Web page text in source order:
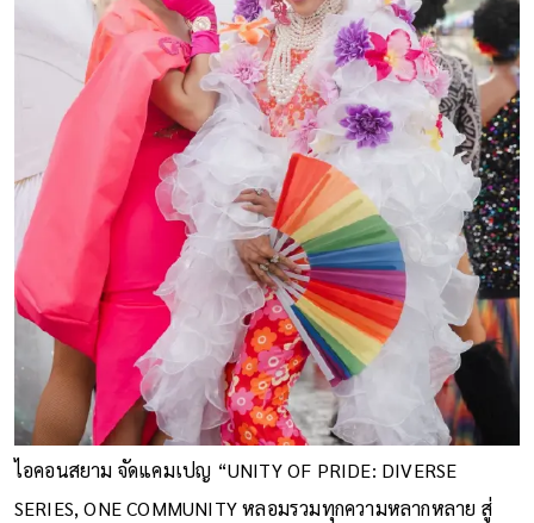
ไอคอนสยาม จัดแคมเปญ “UNITY OF PRIDE: DIVERSE
SERIES, ONE COMMUNITY หลอมรวมทุกความหลากหลาย สู่